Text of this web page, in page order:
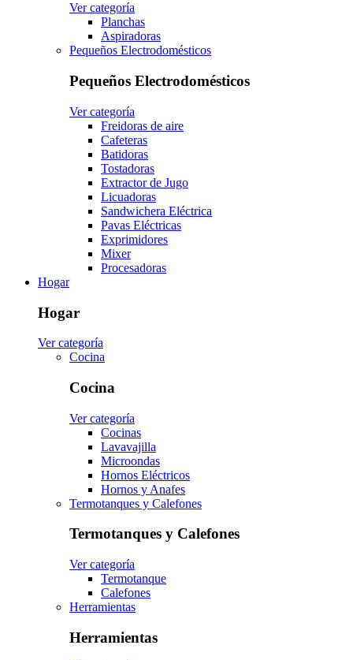
Ver categoría
Planchas
Aspiradoras
Pequeños Electrodomésticos
Pequeños Electrodomésticos
Ver categoría
Freidoras de aire
Cafeteras
Batidoras
Tostadoras
Extractor de Jugo
Licuadoras
Sandwichera Eléctrica
Pavas Eléctricas
Exprimidores
Mixer
Procesadoras
Hogar
Hogar
Ver categoría
Cocina
Cocina
Ver categoría
Cocinas
Lavavajilla
Microondas
Hornos Eléctricos
Hornos y Anafes
Termotanques y Calefones
Termotanques y Calefones
Ver categoría
Termotanque
Calefones
Herramientas
Herramientas